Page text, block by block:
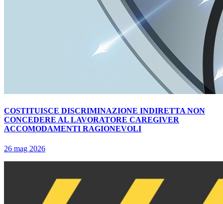
COSTITUISCE DISCRIMINAZIONE INDIRETTA NON
CONCEDERE AL LAVORATORE CAREGIVER
ACCOMODAMENTI RAGIONEVOLI
26 mag 2026